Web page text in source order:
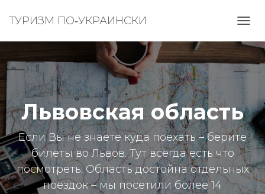
ТУРИЗМ ПО‑УКРАИНСКИ
Львовская область
Если Вы не знаете куда поехать – берите
билеты во Львов. Тут всегда есть что
посмотреть. Область достойна отдельных
поездок – мы посетили более 14